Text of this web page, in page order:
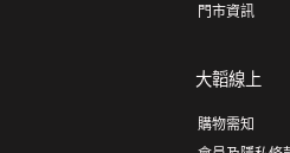
門市資訊
大韜線上
購物需知